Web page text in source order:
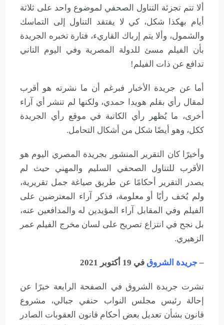
ألا تتم تجزئة التناول الصحفي لموضوع واحد على ثلاثة
أيام بهكذا شكل، كي لا يفتقد التناول إلى التماسك
والشمول، وألا يتم إرباك القاريء، فتارة تخبره الجريدة
بأن الفيلم مسئ للدولة المصرية وفي اليوم التاني
تدافع عن ذات الفيلم!
أما عن جريدة الأخبار فبرغم أن ما نشرته هو أقرب
لمقال رأي بقلم هويدا حمدي، ولكنها لم تنشر أي آراء
أخرى، ما يُظهر رأي الكاتبة في موقع رأي الجريدة
ككل، وهو أيضًا شكل من أشكال التحامل.
وأخيرًا كان التقرير المنشور بجريدة المصري اليوم هو
الأقرب للتناول الصحفي السليم والمهني حيث لم
يصدر التقرير أحكامًا عن طريق صياغة جمل تقريرية،
ولم يُخف رأيًا أو معلومة، فذكر آراء المعترضين على
الفيلم وفي المقابل آراء المؤيدين له والمدافعين عنه،
بل نجح في انتزاع تصريح على لسان مخرج الفيلم عمر
الزهيري.
–جريدة الشروقفي 19 أكتوبر 2021
نشرت جريدة الشروق في الصفحة الرابعة خبرًا عن
إحالة رئيس مجلس النواب حنفي جبالي، مشروع
قانون بشأن تعديل بعض أحكام قانون العقوبات الصادر